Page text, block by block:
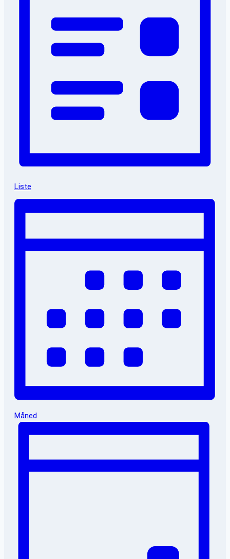
Liste
Måned